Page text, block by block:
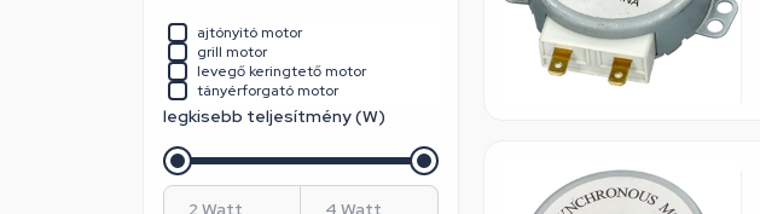
Univerzális
Whirlpool
Whirlpool / Indesit
Zanussi
ajtónyitó motor
grill motor
levegő keringtető motor
tányérforgató motor
legkisebb teljesítmény (W)